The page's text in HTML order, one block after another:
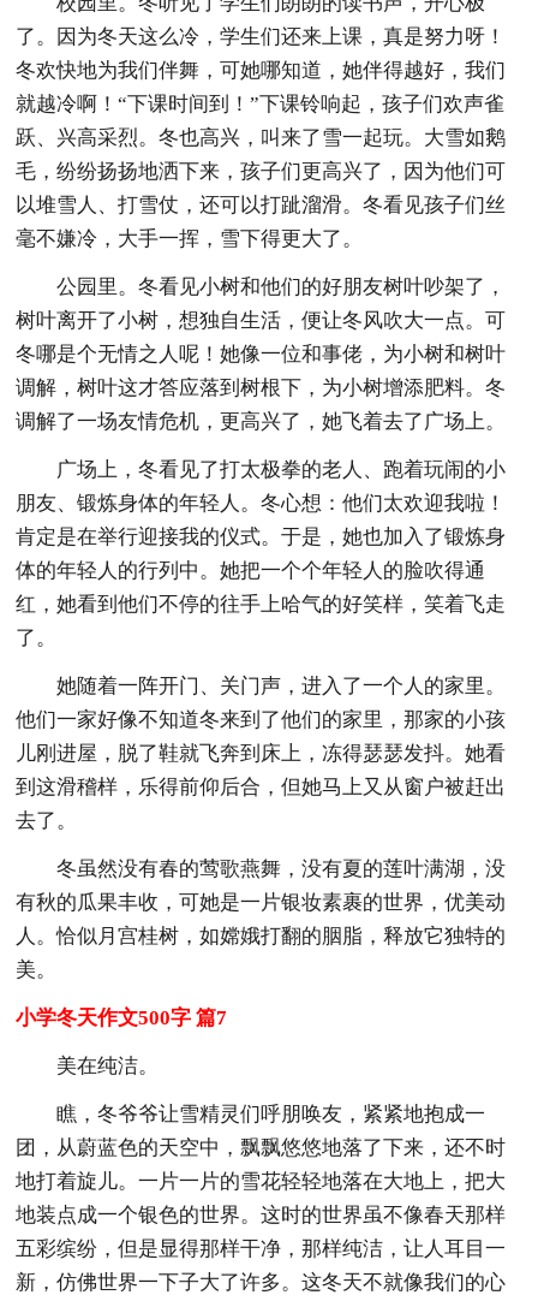
了。因为冬天这么冷，学生们还来上课，真是努力呀！
冬欢快地为我们伴舞，可她哪知道，她伴得越好，我们
就越冷啊！“下课时间到！”下课铃响起，孩子们欢声雀
跃、兴高采烈。冬也高兴，叫来了雪一起玩。大雪如鹅
毛，纷纷扬扬地洒下来，孩子们更高兴了，因为他们可
以堆雪人、打雪仗，还可以打跐溜滑。冬看见孩子们丝
毫不嫌冷，大手一挥，雪下得更大了。
公园里。冬看见小树和他们的好朋友树叶吵架了，
树叶离开了小树，想独自生活，便让冬风吹大一点。可
冬哪是个无情之人呢！她像一位和事佬，为小树和树叶
调解，树叶这才答应落到树根下，为小树增添肥料。冬
调解了一场友情危机，更高兴了，她飞着去了广场上。
广场上，冬看见了打太极拳的老人、跑着玩闹的小
朋友、锻炼身体的年轻人。冬心想：他们太欢迎我啦！
肯定是在举行迎接我的仪式。于是，她也加入了锻炼身
体的年轻人的行列中。她把一个个年轻人的脸吹得通
红，她看到他们不停的往手上哈气的好笑样，笑着飞走
了。
她随着一阵开门、关门声，进入了一个人的家里。
他们一家好像不知道冬来到了他们的家里，那家的小孩
儿刚进屋，脱了鞋就飞奔到床上，冻得瑟瑟发抖。她看
到这滑稽样，乐得前仰后合，但她马上又从窗户被赶出
去了。
冬虽然没有春的莺歌燕舞，没有夏的莲叶满湖，没
有秋的瓜果丰收，可她是一片银妆素裹的世界，优美动
人。恰似月宫桂树，如嫦娥打翻的胭脂，释放它独特的
美。
小学冬天作文500字 篇7
美在纯洁。
瞧，冬爷爷让雪精灵们呼朋唤友，紧紧地抱成一
团，从蔚蓝色的天空中，飘飘悠悠地落了下来，还不时
地打着旋儿。一片一片的雪花轻轻地落在大地上，把大
地装点成一个银色的世界。这时的世界虽不像春天那样
五彩缤纷，但是显得那样干净，那样纯洁，让人耳目一
新，仿佛世界一下子大了许多。这冬天不就像我们的心